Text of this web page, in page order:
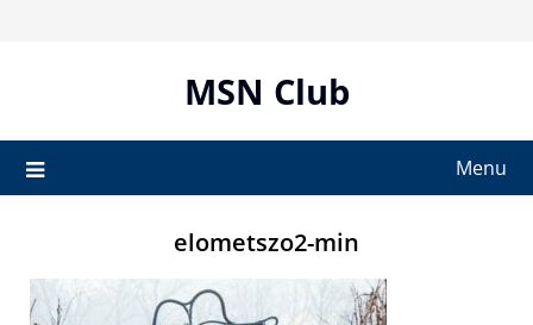
MSN Club
Menu
elometszo2-min